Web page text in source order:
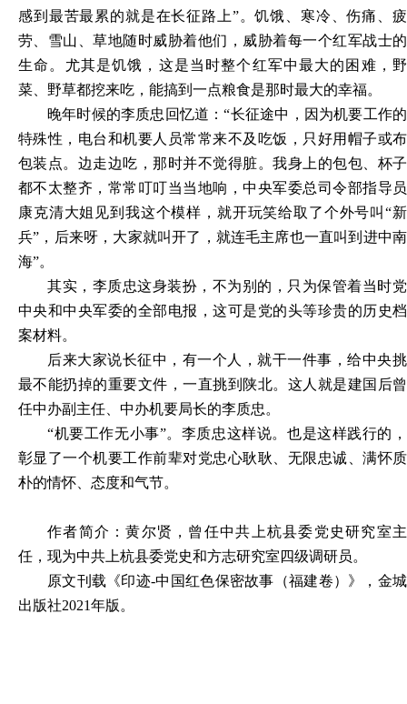
感到最苦最累的就是在长征路上”。饥饿、寒冷、伤痛、疲
劳、雪山、草地随时威胁着他们，威胁着每一个红军战士的
生命。尤其是饥饿，这是当时整个红军中最大的困难，野
菜、野草都挖来吃，能搞到一点粮食是那时最大的幸福。
晚年时候的李质忠回忆道：“长征途中，因为机要工作的
特殊性，电台和机要人员常常来不及吃饭，只好用帽子或布
包装点。边走边吃，那时并不觉得脏。我身上的包包、杯子
都不太整齐，常常叮叮当当地响，中央军委总司令部指导员
康克清大姐见到我这个模样，就开玩笑给取了个外号叫“新
兵”，后来呀，大家就叫开了，就连毛主席也一直叫到进中南
海”。
其实，李质忠这身装扮，不为别的，只为保管着当时党
中央和中央军委的全部电报，这可是党的头等珍贵的历史档
案材料。
后来大家说长征中，有一个人，就干一件事，给中央挑
最不能扔掉的重要文件，一直挑到陕北。这人就是建国后曾
任中办副主任、中办机要局长的李质忠。
“机要工作无小事”。李质忠这样说。也是这样践行的，
彰显了一个机要工作前辈对党忠心耿耿、无限忠诚、满怀质
朴的情怀、态度和气节。
作者简介：黄尔贤，曾任中共上杭县委党史研究室主
任，现为中共上杭县委党史和方志研究室四级调研员。
原文刊载《印迹-中国红色保密故事（福建卷）》，金城
出版社2021年版。